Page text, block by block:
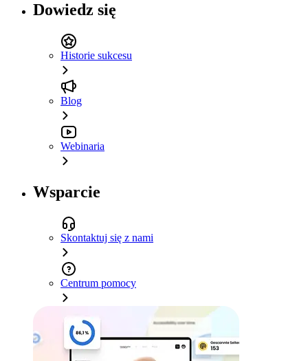
Dowiedz się
Historie sukcesu
Blog
Webinaria
Wsparcie
Skontaktuj się z nami
Centrum pomocy